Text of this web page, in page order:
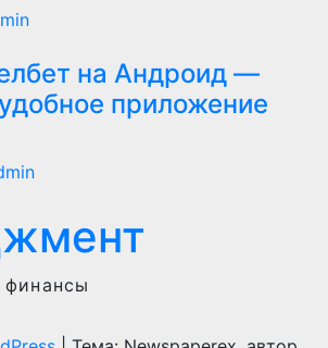
на Андроид —
приложение
финансы